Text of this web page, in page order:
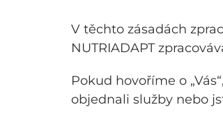
V těchto zásadách
NUTRIADAPT
Pokud hovoříme o
objednali služby nebo